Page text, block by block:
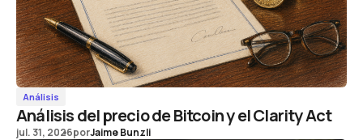
Análisis
Análisis del precio de Bitcoin y el Clarity Act
jul. 31, 2026porJaime Bunzli